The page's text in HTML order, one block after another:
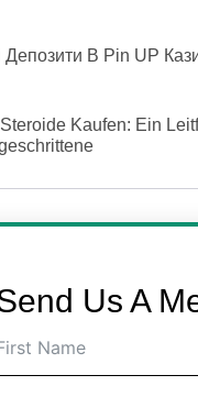
Депозити В Pin UP
Kaufen: Ein
Us A